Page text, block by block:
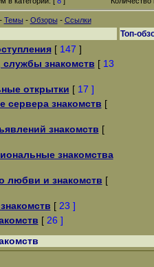
- Темы - Обзоры - Ссылки
Топ-
[ 147 ]
службы знакомств [ 13
открытки [ 17 ]
сервера знакомств [
знакомств [
знакомства
любви и знакомств [
[ 23 ]
[ 26 ]